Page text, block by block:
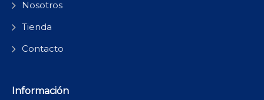
Nosotros
Tienda
Contacto
Información